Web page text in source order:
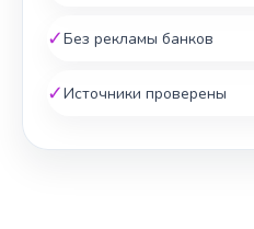
✓Без рекламы банков
✓Источники проверены